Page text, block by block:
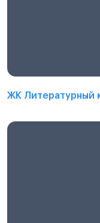
ЖК Литературный